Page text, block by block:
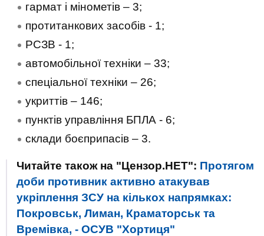
гармат і мінометів – 3;
протитанкових засобів - 1;
РСЗВ - 1;
автомобільної техніки – 33;
спеціальної техніки – 26;
укриттів – 146;
пунктів управління БПЛА - 6;
склади боєприпасів – 3.
Читайте також на "Цензор.НЕТ": Протягом
доби противник активно атакував
укріплення ЗСУ на кількох напрямках:
Покровськ, Лиман, Краматорськ та
Времівка, - ОСУВ "Хортиця"